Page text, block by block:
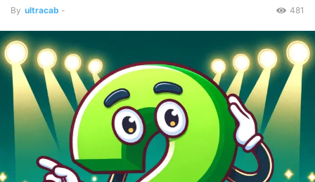
By ultracab - 481